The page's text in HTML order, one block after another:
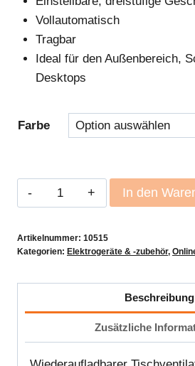
Vollautomatisch
Tragbar
Ideal für den Außenbereich,
Desktops
Farbe
Wiederaufladbarer
Tischventilator
In den
Artikelnummer: 10515
Kategorien: Elektrogeräte & -zubehör,
Beschreibung
Zusätzliche